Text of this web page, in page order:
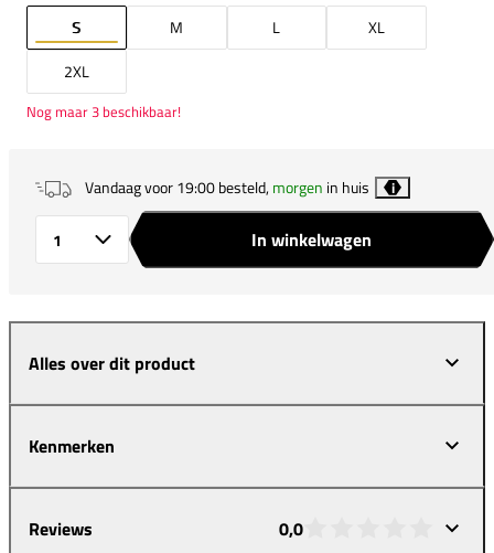
S M L
XL
2XL
Nog maar 3 beschikbaar!
Vandaag voor 19:00 besteld,morgen in huis i
In winkelwagen
Alles over dit product
Kenmerken
Reviews 0,0